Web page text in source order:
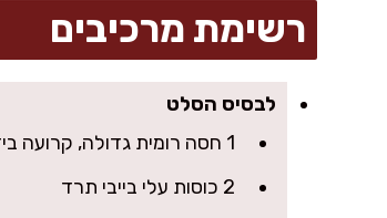
רשימת מרכיבים
לבסיס הסלט
1 חסה רומית גדולה, קרועה ביד (או 2 לבבות חסה)
2 כוסות עלי בייבי תרד